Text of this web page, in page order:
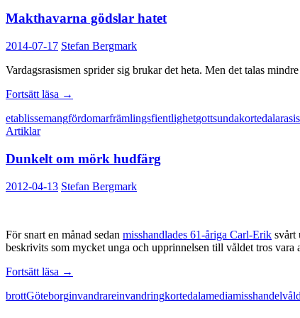
Makthavarna gödslar hatet
2014-07-17 Stefan Bergmark
Vardagsrasismen sprider sig brukar det heta. Men det talas
Fortsätt läsa Makthavarna
hatet
→
etablissemangfördomarfrämlingsfientlighetgottsundakortedala
Artiklar
Dunkelt om mörk hudfärg
2012-04-13 Stefan Bergmark
För snart en månad sedan misshandlades 61-åriga Carl-Erik svårt
beskrivits som mycket unga och upprinnelsen till våldet tros
Fortsätt läsa Dunkelt
mörk
→
brottGöteborginvandrareinvandringkortedalamediamisshandelvåld